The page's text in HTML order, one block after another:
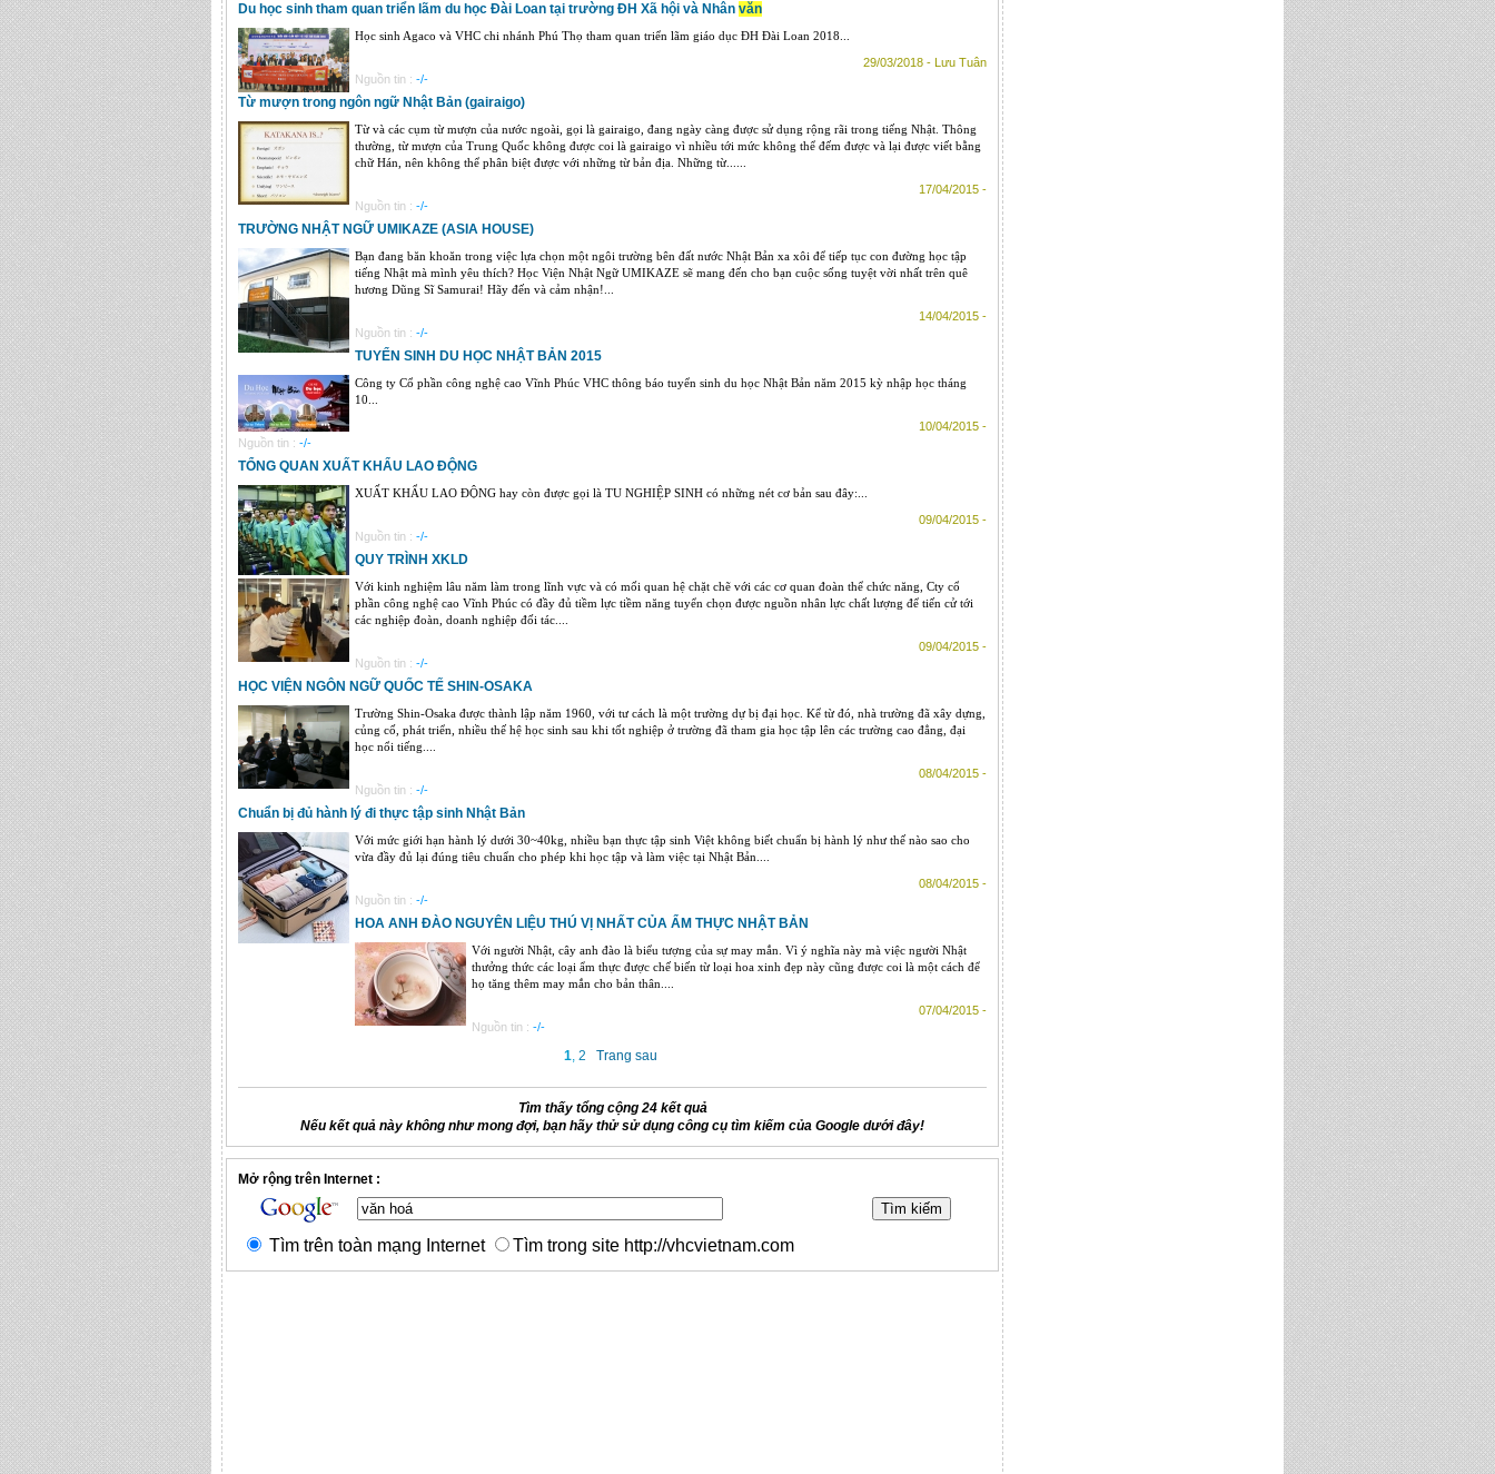
Du học sinh tham quan triển lãm du học Đài Loan tại trường ĐH Xã hội và Nhân văn
Học sinh Agaco và VHC chi nhánh Phú Thọ tham quan triển lãm giáo dục ĐH Đài Loan 2018...
29/03/2018 - Lưu Tuân
Nguồn tin : -/-
Từ mượn trong ngôn ngữ Nhật Bản (gairaigo)
Từ và các cụm từ mượn của nước ngoài, gọi là gairaigo, đang ngày càng được sử dụng rộng rãi trong tiếng Nhật. Thông
thường, từ mượn của Trung Quốc không được coi là gairaigo vì nhiều tới mức không thể đếm được và lại được viết bằng
chữ Hán, nên không thể phân biệt được với những từ bản địa. Những từ......
17/04/2015 -
Nguồn tin : -/-
TRƯỜNG NHẬT NGỮ UMIKAZE (ASIA HOUSE)
Bạn đang băn khoăn trong việc lựa chọn một ngôi trường bên đất nước Nhật Bản xa xôi để tiếp tục con đường học tập
tiếng Nhật mà mình yêu thích? Học Viện Nhật Ngữ UMIKAZE sẽ mang đến cho bạn cuộc sống tuyệt vời nhất trên quê
hương Dũng Sĩ Samurai! Hãy đến và cảm nhận!...
14/04/2015 -
Nguồn tin : -/-
TUYỂN SINH DU HỌC NHẬT BẢN 2015
Công ty Cổ phần công nghệ cao Vĩnh Phúc VHC thông báo tuyển sinh du học Nhật Bản năm 2015 kỳ nhập học tháng
10...
10/04/2015 -
Nguồn tin : -/-
TỔNG QUAN XUẤT KHẨU LAO ĐỘNG
XUẤT KHẨU LAO ĐỘNG hay còn được gọi là TU NGHIỆP SINH có những nét cơ bản sau đây:...
09/04/2015 -
Nguồn tin : -/-
QUY TRÌNH XKLD
Với kinh nghiệm lâu năm làm trong lĩnh vực và có mối quan hệ chặt chẽ với các cơ quan đoàn thể chức năng, Cty cổ
phần công nghệ cao Vĩnh Phúc có đầy đủ tiềm lực tiềm năng tuyển chọn được nguồn nhân lực chất lượng để tiến cử tới
các nghiệp đoàn, doanh nghiệp đối tác....
09/04/2015 -
Nguồn tin : -/-
HỌC VIỆN NGÔN NGỮ QUỐC TẾ SHIN-OSAKA
Trường Shin-Osaka được thành lập năm 1960, với tư cách là một trường dự bị đại học. Kể từ đó, nhà trường đã xây dựng,
củng cố, phát triển, nhiều thế hệ học sinh sau khi tốt nghiệp ở trường đã tham gia học tập lên các trường cao đẳng, đại
học nổi tiếng....
08/04/2015 -
Nguồn tin : -/-
Chuẩn bị đủ hành lý đi thực tập sinh Nhật Bản
Với mức giới hạn hành lý dưới 30~40kg, nhiều bạn thực tập sinh Việt không biết chuẩn bị hành lý như thế nào sao cho
vừa đầy đủ lại đúng tiêu chuẩn cho phép khi học tập và làm việc tại Nhật Bản....
08/04/2015 -
Nguồn tin : -/-
HOA ANH ĐÀO NGUYÊN LIỆU THÚ VỊ NHẤT CỦA ẨM THỰC NHẬT BẢN
Với người Nhật, cây anh đào là biểu tượng của sự may mắn. Vì ý nghĩa này mà việc người Nhật
thưởng thức các loại ẩm thực được chế biến từ loại hoa xinh đẹp này cũng được coi là một cách để
họ tăng thêm may mắn cho bản thân....
07/04/2015 -
Nguồn tin : -/-
1, 2 Trang sau
Tìm thấy tổng cộng 24 kết quả
Nếu kết quả này không như mong đợi, bạn hãy thử sử dụng công cụ tìm kiếm của Google dưới đây!
Mở rộng trên Internet :
Tìm trên toàn mạng Internet Tìm trong site http://vhcvietnam.com